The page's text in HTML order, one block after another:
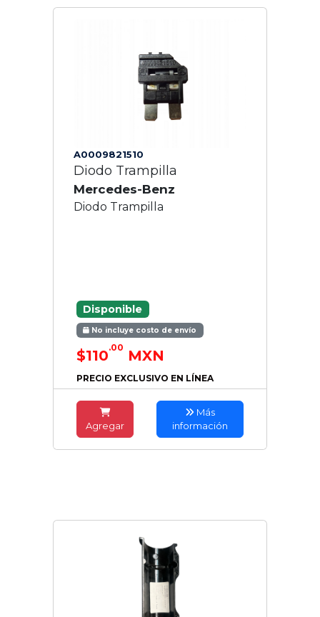
A0009821510
Diodo Trampilla
Mercedes-Benz
Diodo Trampilla
Disponible
No incluye costo de envío
$110.00 MXN
PRECIO EXCLUSIVO EN LÍNEA
Agregar
Más
información